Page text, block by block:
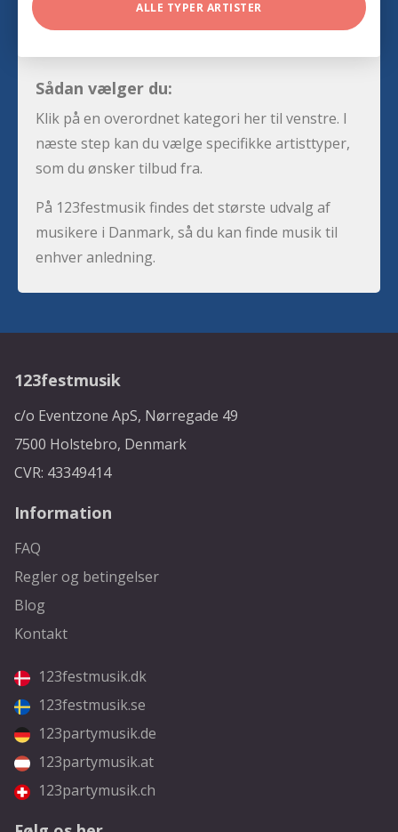
ALLE TYPER ARTISTER
Sådan vælger du:
Klik på en overordnet kategori her til venstre. I
næste step kan du vælge specifikke artisttyper,
som du ønsker tilbud fra.
På 123festmusik findes det største udvalg af
musikere i Danmark, så du kan finde musik til
enhver anledning.
123festmusik
c/o Eventzone ApS, Nørregade 49
7500 Holstebro, Denmark
CVR: 43349414
Information
FAQ
Regler og betingelser
Blog
Kontakt
123festmusik.dk
123festmusik.se
123partymusik.de
123partymusik.at
123partymusik.ch